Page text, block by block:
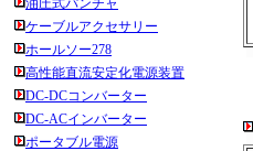
油圧式パンチャ
ケーブルアクセサリー
ホールソー278
高性能直流安定化電源装置
DC-DCコンバーター
DC-ACインバーター
ポータブル電源